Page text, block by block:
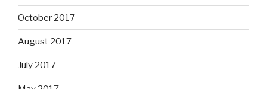
October 2017
August 2017
July 2017